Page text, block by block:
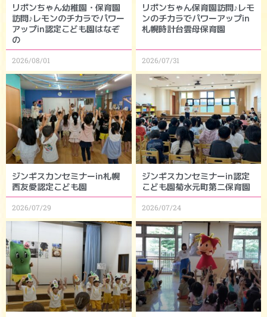
リボンちゃん幼稚園・保育園
訪問♪レモンのチカラでパワー
アップin認定こども園はなぞ
の
2026/08/01
リボンちゃん保育園訪問♪レモ
ンのチカラでパワーアップin
札幌時計台雲母保育園
2026/07/31
ジンギスカンセミナーin札幌
西友愛認定こども園
2026/07/29
ジンギスカンセミナーin認定
こども園菊水元町第二保育園
2026/07/24